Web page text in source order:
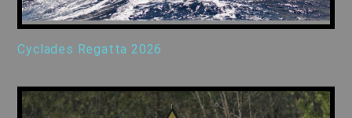
Cyclades Regatta 2026